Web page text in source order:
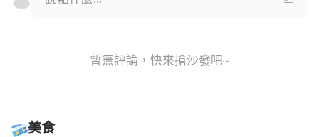
暫無評論，快來搶沙發吧~
美食